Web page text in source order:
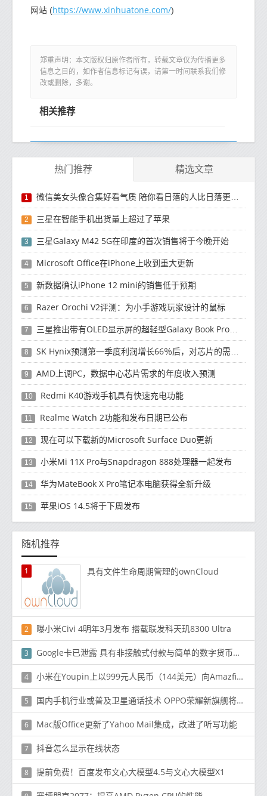
网站 (https://www.xinhuatone.com/)
郑重声明：本文版权归原作者所有，转载文章仅为传播更多
信息之目的，如作者信息标记有误，请第一时间联系我们修
改或删除，多谢。
相关推荐
热门推荐 精选文章
1 微信美女头像合集好看气质 陪你看日落的人比日落更浪漫
2 三星在智能手机出货量上超过了苹果
3 三星Galaxy M42 5G在印度的首次销售将于今晚开始
4 Microsoft Office在iPhone上收到重大更新
5 新数据确认iPhone 12 mini的销售低于预期
6 Razer Orochi V2评测：为小手游戏玩家设计的鼠标
7 三星推出带有OLED显示屏的超轻型Galaxy Book Pro和Galaxy Book Pro 360笔记本电脑
8 SK Hynix预测第一季度利润增长66％后，对芯片的需求将增强
9 AMD上调PC，数据中心芯片需求的年度收入预测
10 Redmi K40游戏手机具有快速充电功能
11 Realme Watch 2功能和发布日期已公布
12 现在可以下载新的Microsoft Surface Duo更新
13 小米Mi 11X Pro与Snapdragon 888处理器一起发布
14 华为MateBook X Pro笔记本电脑获得全新升级
15 苹果iOS 14.5将于下周发布
随机推荐
1 具有文件生命周期管理的ownCloud
2 曝小米Civi 4明年3月发布 搭载联发科天玑8300 Ultra
3 Google卡已泄露 具有非接触式付款与简单的数字货币硬件
4 小米在Youpin上以999元人民币（144美元）向Amazfit X弯曲智能手表提供资金
5 国内手机行业或普及卫星通话技术 OPPO荣耀新旗舰将至！
6 Mac版Office更新了Yahoo Mail集成，改进了听写功能
7 抖音怎么显示在线状态
8 提前免费！百度发布文心大模型4.5与文心大模型X1